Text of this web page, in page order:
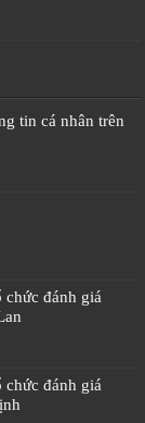
tin cá nhân trên
đánh giá
đánh giá